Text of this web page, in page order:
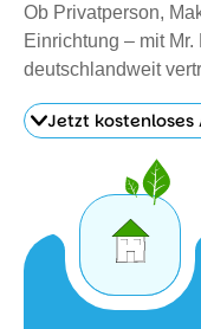
Ob Privatperson,
Einrichtung – mit
deutschlandweit
Jetzt kostenloses